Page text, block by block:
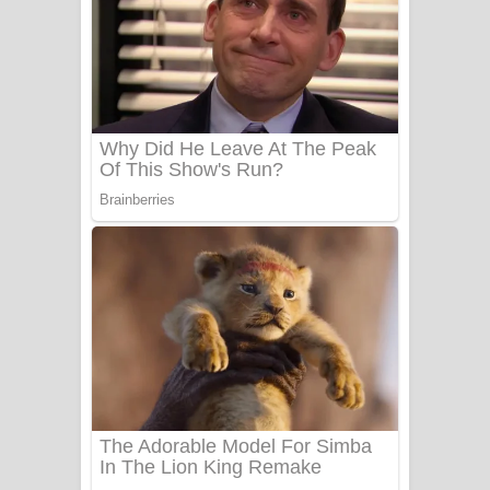
සෝසා ගීතයේ පද පෙළ
Heavy Weight Song Lyrics
Aye Lanweela Song Lyrics - ආයේ
ලංවීලා ගීතයේ පද පෙළ
Ala purannata Song Lyrics - ආල
පුරන්නට ගීතයේ පද පෙළ
FEVER DREAM Lyrics - Alex Warren
BTS : Hooligan Lyrics
Apa Hamuwee Song Lyrics - අප හමුවී
ගීතයේ පද පෙළ